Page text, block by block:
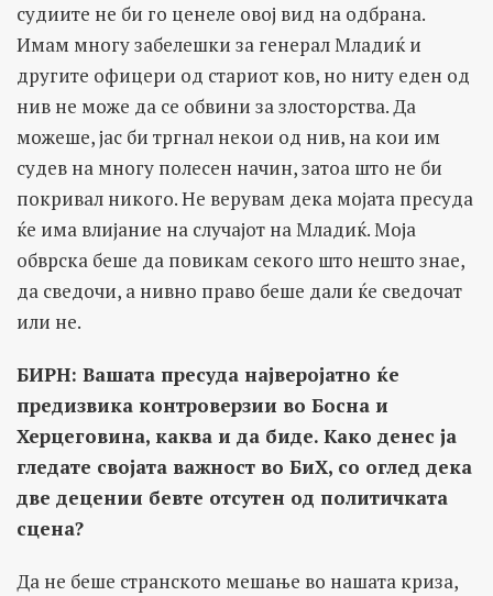
судиите не би го ценеле овој вид на одбрана.
Имам многу забелешки за генерал Младиќ и
другите офицери од стариот ков, но ниту еден од
нив не може да се обвини за злосторства. Да
можеше, јас би тргнал некои од нив, на кои им
судев на многу полесен начин, затоа што не би
покривал никого. Не верувам дека мојата пресуда
ќе има влијание на случајот на Младиќ. Моја
обврска беше да повикам секого што нешто знае,
да сведочи, а нивно право беше дали ќе сведочат
или не.
БИРН: Вашата пресуда најверојатно ќе
предизвика контроверзии во Босна и
Херцеговина, каква и да биде. Како денес ја
гледате својата важност во БиХ, со оглед дека
две децении бевте отсутен од политичката
сцена?
Да не беше странското мешање во нашата криза,